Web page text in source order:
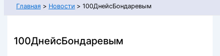
Главная Новости 100ДнейсБондаревым
100ДнейсБондаревым